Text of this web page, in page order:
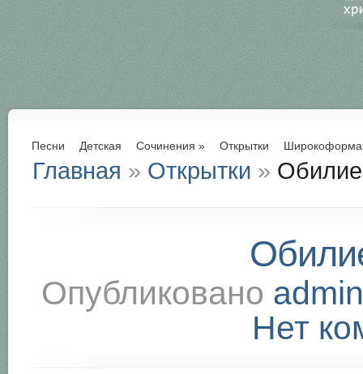
Песни Детская Сочинения » Открытки
Главная » Открытки »
Опубликовано admin
Нет